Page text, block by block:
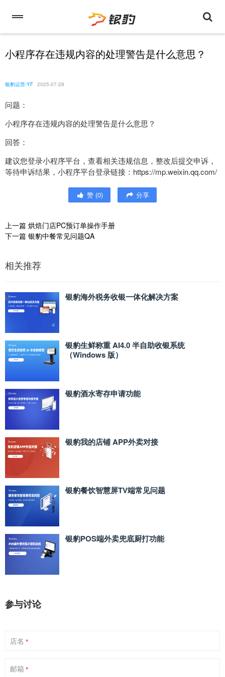
小程序存在违规内容的处理警告是什么意思？
银豹运营-YF 2025-07-28
问题：
小程序存在违规内容的处理警告是什么意思？
回答：
建议您登录小程序平台，查看相关违规信息，整改后提交申诉，
等待申诉结果，小程序平台登录链接：https://mp.weixin.qq.com/
赞 (0) 分享
上一篇 烘焙门店PC预订单操作手册
下一篇 银豹中餐常见问题QA
相关推荐
银豹海外税务收银一体化解决方案
银豹生鲜称重 AI4.0 半自助收银系统
（Windows 版）
银豹酒水寄存申请功能
银豹我的店铺 APP外卖对接
银豹餐饮智慧屏TV端常见问题
银豹POS端外卖兜底厨打功能
参与讨论
店名 *
邮箱 *